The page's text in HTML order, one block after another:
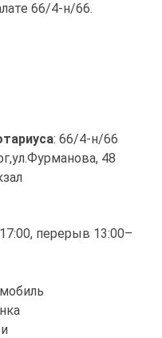
66/4-н/66.
: 66/4-н/66
48
перерыв 13:00–